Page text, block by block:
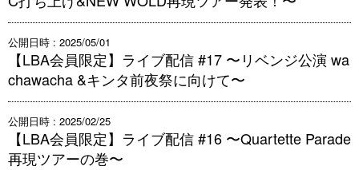
公開日時 : 2025/05/01
【LBA会員限定】ライブ配信 #17 〜リベンジ公演 wa
chawacha &キンタ前夜祭に向けて〜
公開日時 : 2025/02/25
【LBA会員限定】ライブ配信 #16 〜Quartette Parade
再現ツアーの巻〜